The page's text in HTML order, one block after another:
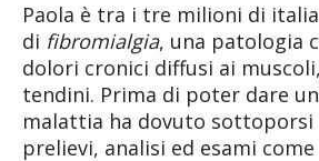
Paola è tra i tre milioni di
di fibromialgia, una patologia
dolori cronici diffusi ai
tendini. Prima di poter dare
malattia ha dovuto sottoporsi
prelievi, analisi ed esami